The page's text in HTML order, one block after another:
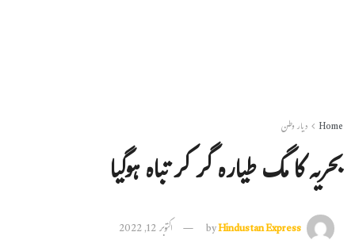
Home دیار وطن
بحریہ کا مگ طیارہ گر کر تباہ ہوگیا
byHindustan Express اکتوبر 12, 2022